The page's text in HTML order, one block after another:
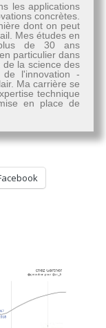
les applications
concrètes.
dont on peut
Mes études en
de 30 ans
particulier dans
la science des
de l'innovation -
Ma carrière se
technique
en place de